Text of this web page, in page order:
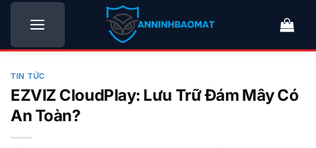
Bỏ
nội
TIN TỨC
EZVIZ CloudPlay: Lưu Trữ Đám Mây Có
An Toàn?